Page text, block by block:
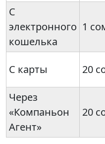
С
электронного
кошелька
1
С карты 20
Через
«Компаньон
Агент»
20